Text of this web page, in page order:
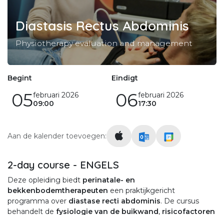
Diastasis Rectus Abdominis
Physiotherapy evaluation and management
Begint
05februari 2026
09:00
Eindigt
06februari 2026
17:30
Aan de kalender toevoegen:
2-day course - ENGELS
Deze opleiding biedt perinatale- en
bekkenbodemtherapeuten een praktijkgericht
programma over diastase recti abdominis. De cursus
behandelt de fysiologie van de buikwand, risicofactoren